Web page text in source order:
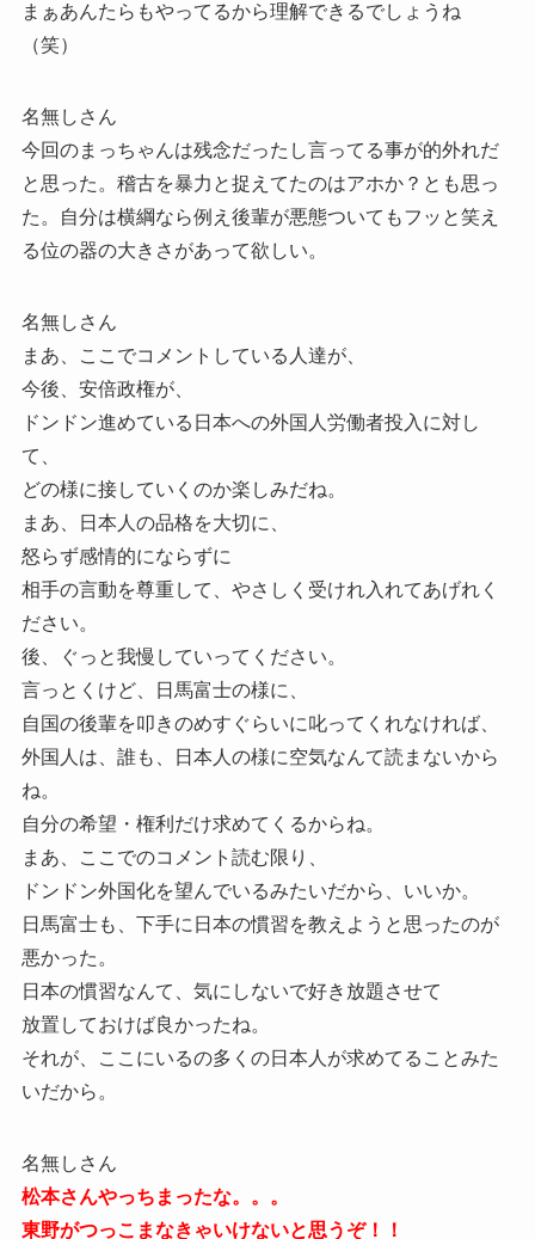
まぁあんたらもやってるから理解できるでしょうね
（笑）
名無しさん
今回のまっちゃんは残念だったし言ってる事が的外れだ
と思った。稽古を暴力と捉えてたのはアホか？とも思っ
た。自分は横綱なら例え後輩が悪態ついてもフッと笑え
る位の器の大きさがあって欲しい。
名無しさん
まあ、ここでコメントしている人達が、
今後、安倍政権が、
ドンドン進めている日本への外国人労働者投入に対し
て、
どの様に接していくのか楽しみだね。
まあ、日本人の品格を大切に、
怒らず感情的にならずに
相手の言動を尊重して、やさしく受けれ入れてあげれく
ださい。
後、ぐっと我慢していってください。
言っとくけど、日馬富士の様に、
自国の後輩を叩きのめすぐらいに叱ってくれなければ、
外国人は、誰も、日本人の様に空気なんて読まないから
ね。
自分の希望・権利だけ求めてくるからね。
まあ、ここでのコメント読む限り、
ドンドン外国化を望んでいるみたいだから、いいか。
日馬富士も、下手に日本の慣習を教えようと思ったのが
悪かった。
日本の慣習なんて、気にしないで好き放題させて
放置しておけば良かったね。
それが、ここにいるの多くの日本人が求めてることみた
いだから。
名無しさん
松本さんやっちまったな。。。
東野がつっこまなきゃいけないと思うぞ！！